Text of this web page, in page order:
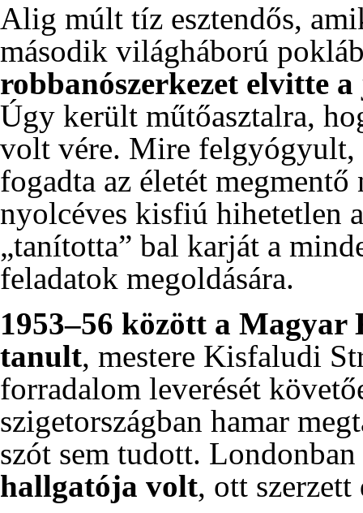
Alig múlt tíz esztendős,
második világháború
robbanószerkezet elvitte
Úgy került műtőasztalra,
volt vére. Mire felgyógyult,
fogadta az életét megmentő
nyolcéves kisfiú hihetetlen
„tanította” bal karját a
feladatok megoldására.
1953–56 között a Magyar
tanult, mestere Kisfaludi
forradalom leverését
szigetországban hamar
szót sem tudott. Londonban
hallgatója volt, ott